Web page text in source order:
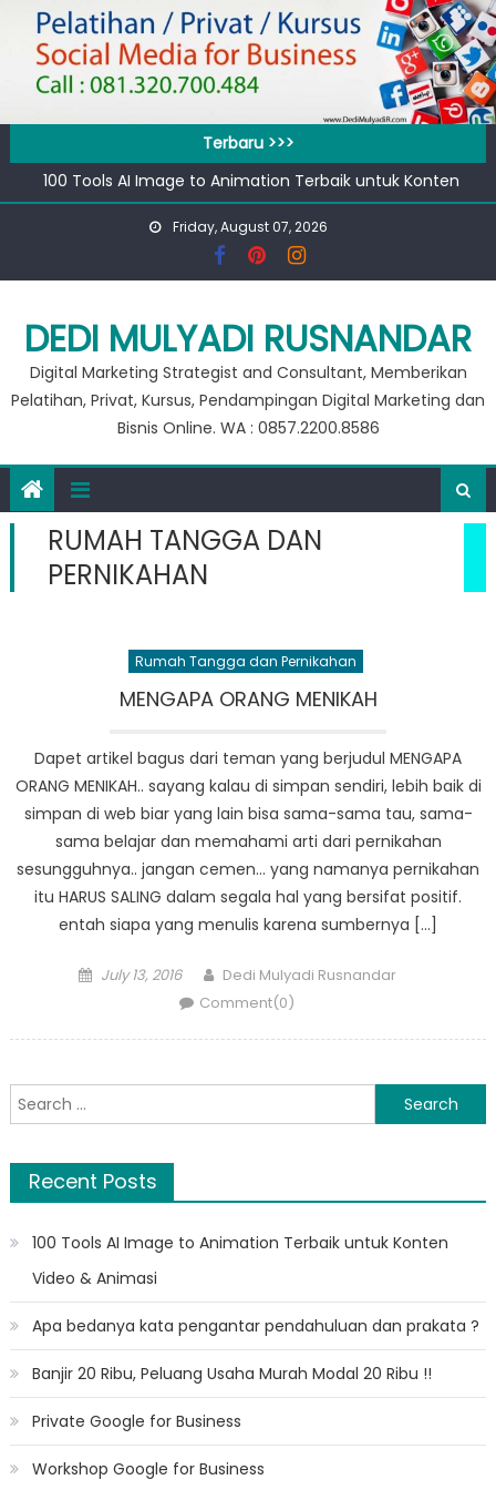
content
Terbaru >>>
100 Tools AI Image to Animation Terbaik untuk Konten
Video & Animasi
Apa bedanya kata pengantar pendahuluan dan prakata
Private Google for Business
Workshop Google for Business
Friday, August 07, 2026
DEDI MULYADI RUSNANDAR
Digital Marketing Strategist and Consultant, Memberikan
Pelatihan, Privat, Kursus, Pendampingan Digital Marketing dan
Bisnis Online. WA : 0857.2200.8586
RUMAH TANGGA DAN
PERNIKAHAN
Rumah Tangga dan Pernikahan
MENGAPA ORANG MENIKAH
Dapet artikel bagus dari teman yang berjudul MENGAPA
ORANG MENIKAH.. sayang kalau di simpan sendiri, lebih baik di
simpan di web biar yang lain bisa sama-sama tau, sama-
sama belajar dan memahami arti dari pernikahan
sesungguhnya.. jangan cemen… yang namanya pernikahan
itu HARUS SALING dalam segala hal yang bersifat positif.
entah siapa yang menulis karena sumbernya […]
Posted
July 13, 2016 Author
Dedi Mulyadi Rusnandar
Comment(0)
Search
for:
Recent Posts
100 Tools AI Image to Animation Terbaik untuk Konten
Video & Animasi
Apa bedanya kata pengantar pendahuluan dan prakata ?
Banjir 20 Ribu, Peluang Usaha Murah Modal 20 Ribu !!
Private Google for Business
Workshop Google for Business